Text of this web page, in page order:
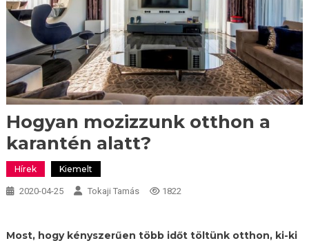
Hogyan mozizzunk otthon a
karantén alatt?
Hírek Kiemelt
2020-04-25 Tokaji Tamás 1822
Most, hogy kényszerűen több időt töltünk otthon, ki-ki